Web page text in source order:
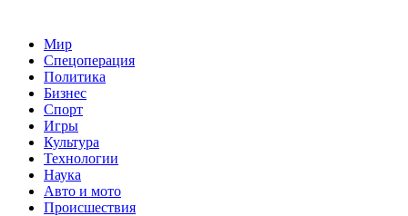
Мир
Спецоперация
Политика
Бизнес
Спорт
Игры
Культура
Технологии
Наука
Авто и мото
Происшествия